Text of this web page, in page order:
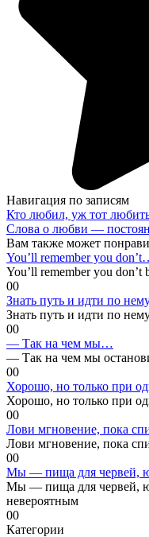
Навигация по записям
Кто любил, уж тот
Слова о любви —
Вам также может
You’ll remember you
You’ll remember you don’t
00
Знать путь и идти по
Знать путь и идти по
00
— Так на чем мы…
— Так на чем мы
00
Хорошо, но только при
Хорошо, но только при
00
Лови мгновение, пока
Лови мгновение, пока
00
Мы — пища для червей,
Мы — пища для червей,
невероятным
00
Категории